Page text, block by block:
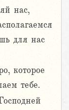
нас,
для нас
которое
тебе.